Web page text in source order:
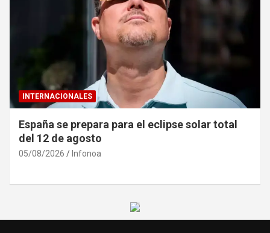
INTERNACIONALES
España se prepara para el eclipse solar total
del 12 de agosto
05/08/2026 Infonoa